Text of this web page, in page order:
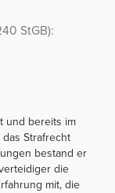
StGB):
und bereits im
Strafrecht
bestand er
die
mit, die